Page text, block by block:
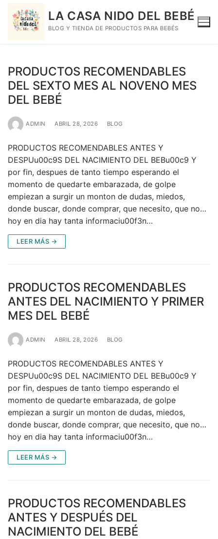
LA CASA NIDO DEL BEBÉ
BLOG Y TIENDA DE PRODUCTOS PARA BEBÉS
PRODUCTOS RECOMENDABLES
DEL SEXTO MES AL NOVENO MES
DEL BEBÉ
ADMIN ABRIL 28, 2026 BLOG
PRODUCTOS RECOMENDABLES ANTES Y
DESPUu00c9S DEL NACIMIENTO DEL BEBu00c9 Y
por fin, despues de tanto tiempo esperando el
momento de quedarte embarazada, de golpe
empiezan a surgir un monton de dudas, miedos,
donde buscar, donde comprar, que necesito, que no…
hoy en dia hay tanta informaciu00f3n…
LEER MÁS →
PRODUCTOS RECOMENDABLES
ANTES DEL NACIMIENTO Y PRIMER
MES DEL BEBÉ
ADMIN ABRIL 28, 2026 BLOG
PRODUCTOS RECOMENDABLES ANTES Y
DESPUu00c9S DEL NACIMIENTO DEL BEBu00c9 Y
por fin, despues de tanto tiempo esperando el
momento de quedarte embarazada, de golpe
empiezan a surgir un monton de dudas, miedos,
donde buscar, donde comprar, que necesito, que no…
hoy en dia hay tanta informaciu00f3n…
LEER MÁS →
PRODUCTOS RECOMENDABLES
ANTES Y DESPUÉS DEL
NACIMIENTO DEL BEBÉ